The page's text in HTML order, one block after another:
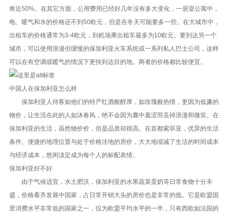
将近50%。在其它方面，公用费用已经好几年没有多大变化，一居室公寓中，
电、暖气和水的价格还不到50欧元，但是在冬天可能要多一些。在大城市中，
出租车的价格通常为3-4欧元，到机场乘出租车最多为10欧元。要到达另一个
城市，可以使用浪漫但缓慢的保加利亚火车系统或一系列私人巴士公司，这样
可以在有空调或暖气的情况下更快到达目的地。两者的价格都比较便宜。
中国人在保加利亚怎么样
保加利亚人待客如他们的特产红酒般醇厚，如玫瑰般热情，更因为低廉的
物价，让生活在此的人如沐春风，绝不会因为囊中羞涩而丢掉浪漫和微笑。在
保加利亚的生活，虽然物价价，但是品质却很高。在首都索菲亚，优异的生活
条件、便捷的地理位置与处于价格洼地的房价，大大地缩减了生活的时间成本
与经济成本，悠闲淡定成为每个人的标配表情。
保加利亚好不好
由于气候适宜，水土肥沃，保加利亚的水果蔬菜蛋奶等日常食物十分丰
盛，价格看齐发展中国家，占日常开销大头的房价也是非常的低。它是欧盟国
里消费水平非常低的国家之一，仅为欧盟平均水平的一半，只有西欧如法国的